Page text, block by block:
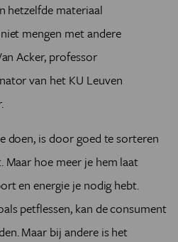
hetzelfde materiaal
mengen met andere
Acker, professor
van het KU Leuven
doen, is door goed te sorteren
hoe meer je hem laat
en energie je nodig hebt.
petflessen, kan de consument
Maar bij andere is het